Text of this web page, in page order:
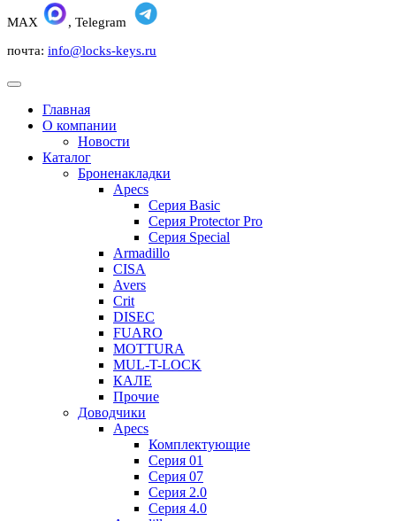
MAX
, Telegram
почта: info@locks-keys.ru
Главная
О компании
Новости
Каталог
Броненакладки
Apecs
Серия Basic
Серия Protector Pro
Серия Special
Armadillo
CISA
Avers
Crit
DISEC
FUARO
MOTTURA
MUL-T-LOCK
КАЛЕ
Прочие
Доводчики
Apecs
Комплектующие
Серия 01
Серия 07
Серия 2.0
Серия 4.0